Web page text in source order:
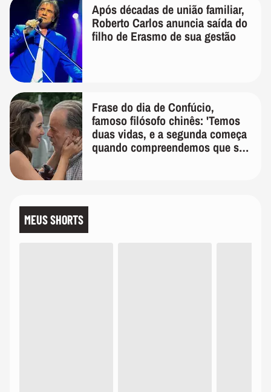
Após décadas de união familiar,
Roberto Carlos anuncia saída do
filho de Erasmo de sua gestão
Frase do dia de Confúcio,
famoso filósofo chinês: 'Temos
duas vidas, e a segunda começa
quando compreendemos que só
MEUS SHORTS